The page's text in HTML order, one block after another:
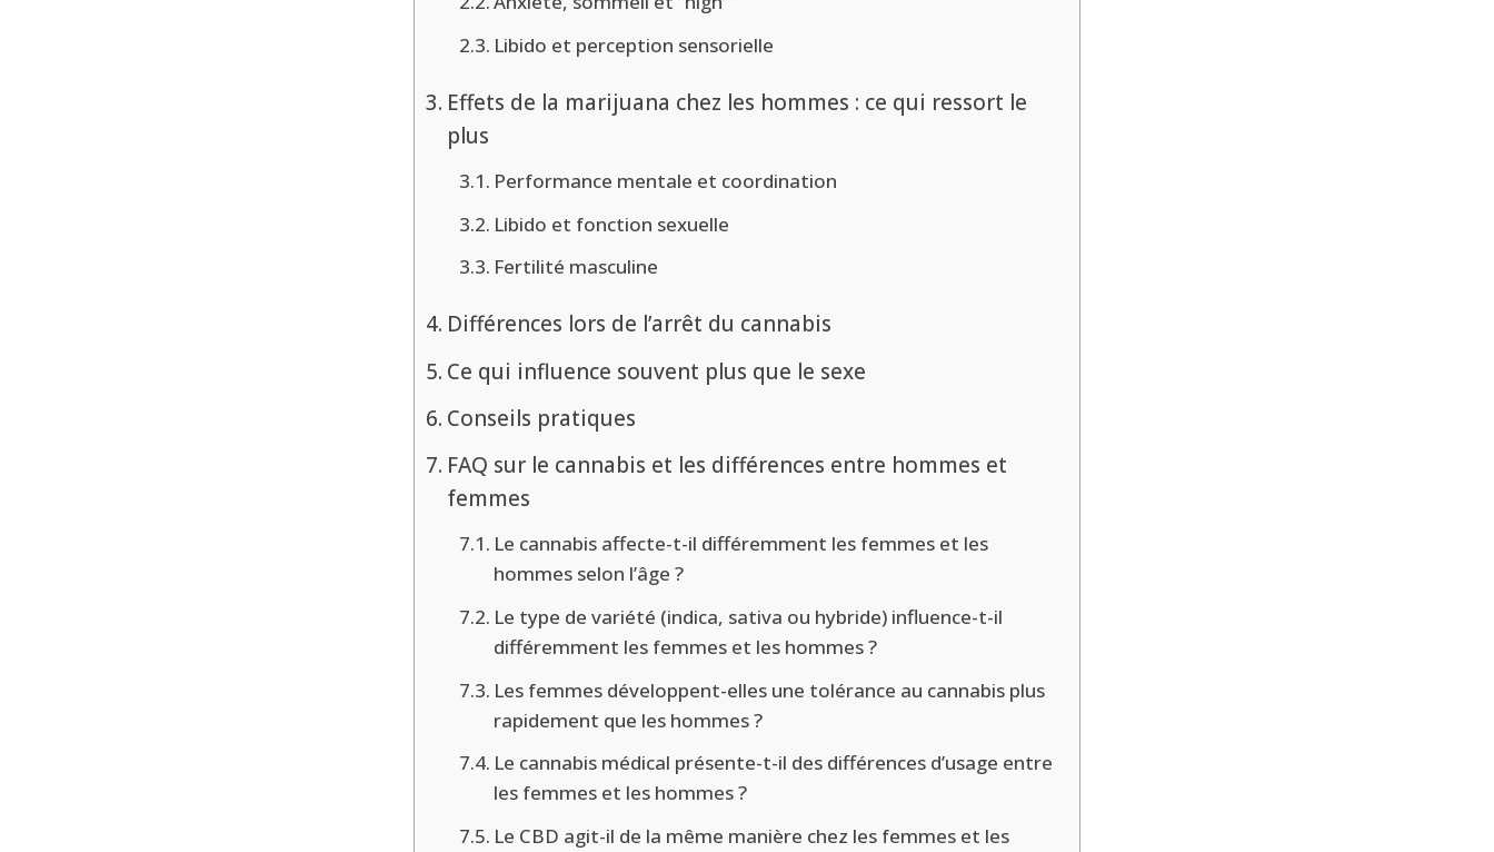
Libido et perception sensorielle
Effets de la marijuana chez les hommes : ce qui ressort le
plus
Performance mentale et coordination
Libido et fonction sexuelle
Fertilité masculine
Différences lors de l’arrêt du cannabis
Ce qui influence souvent plus que le sexe
Conseils pratiques
FAQ sur le cannabis et les différences entre hommes et
femmes
Le cannabis affecte-t-il différemment les femmes et les
hommes selon l’âge ?
Le type de variété (indica, sativa ou hybride) influence-t-il
différemment les femmes et les hommes ?
Les femmes développent-elles une tolérance au cannabis plus
rapidement que les hommes ?
Le cannabis médical présente-t-il des différences d’usage entre
les femmes et les hommes ?
Le CBD agit-il de la même manière chez les femmes et les